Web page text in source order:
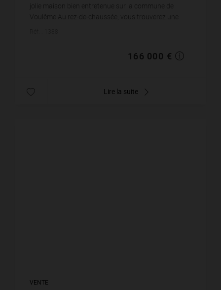
jolie maison bien entretenue sur la commune de
Voulême.Au rez-de-chaussée, vous trouverez une
166 000 €
Lire la suite
VENTE